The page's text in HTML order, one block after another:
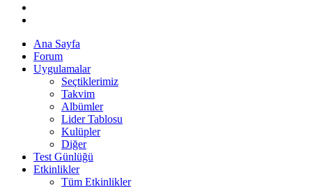
Ana Sayfa
Forum
Uygulamalar
Seçtiklerimiz
Takvim
Albümler
Lider Tablosu
Kulüpler
Diğer
Test Günlüğü
Etkinlikler
Tüm Etkinlikler